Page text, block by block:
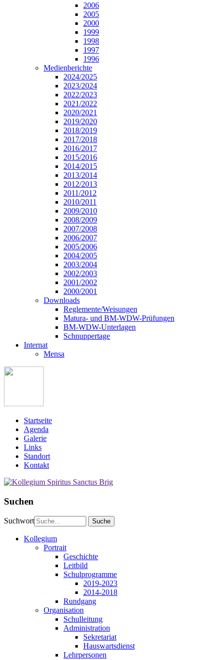
2006
2005
2000
1999
1998
1997
1996
Medienberichte
2024/2025
2023/2024
2022/2023
2021/2022
2020/2021
2019/2020
2018/2019
2017/2018
2016/2017
2015/2016
2014/2015
2013/2014
2012/2013
2011/2012
2010/2011
2009/2010
2008/2009
2007/2008
2006/2007
2005/2006
2004/2005
2003/2004
2002/2003
2001/2002
2000/2001
Downloads
Reglemente/Weisungen
Matura- und BM-WDW-Prüfungen
BM-WDW-Unterlagen
Schnuppertage
Internat
Mensa
Startseite
Agenda
Galerie
Links
Standort
Kontakt
Suchen
Suchwort
Kollegium
Portrait
Geschichte
Leitbild
Schulprogramme
2019-2023
2014-2018
Rundgang
Organisation
Schulleitung
Administration
Sekretariat
Hauswartsdienst
Lehrpersonen